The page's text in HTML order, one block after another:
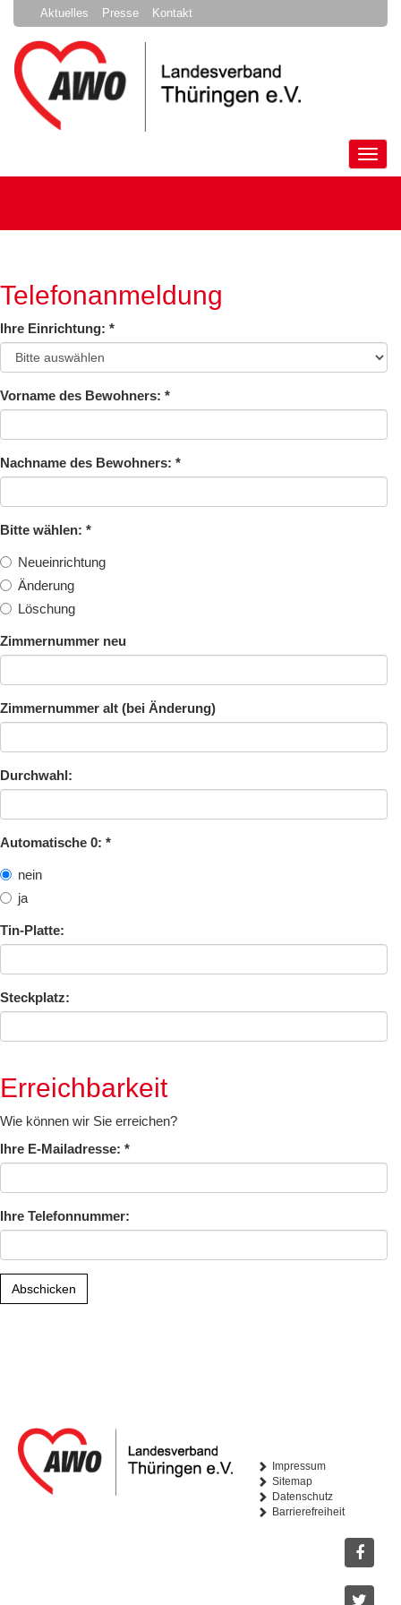
Aktuelles Presse Kontakt
Telefonanmeldung
Ihre Einrichtung: *
Vorname des Bewohners: *
Nachname des Bewohners: *
Bitte wählen: *
Neueinrichtung
Änderung
Löschung
Zimmernummer neu
Zimmernummer alt (bei Änderung)
Durchwahl:
Automatische 0: *
nein
ja
Tin-Platte:
Steckplatz:
Erreichbarkeit
Wie können wir Sie erreichen?
Ihre E-Mailadresse: *
Ihre Telefonnummer:
Abschicken
Impressum
Sitemap
Datenschutz
Barrierefreiheit